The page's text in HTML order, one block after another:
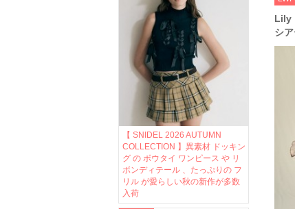
【 SNIDEL 2026 AUTUMN
COLLECTION 】異素材 ドッキン
グ の ボウタイ ワンピース や リ
ボンディテール 、たっぷりの フ
リル が愛らしい秋の新作が多数
入荷
Lily
シ
な